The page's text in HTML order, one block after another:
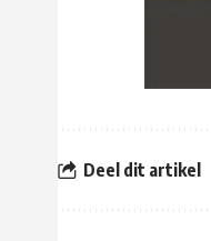
Deel dit artikel